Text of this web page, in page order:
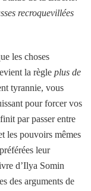
recroquevillées
les choses
la règle plus de
tyrannie, vous
pour forcer vos
par passer entre
les pouvoirs mêmes
leur
d’Ilya Somin
des arguments de